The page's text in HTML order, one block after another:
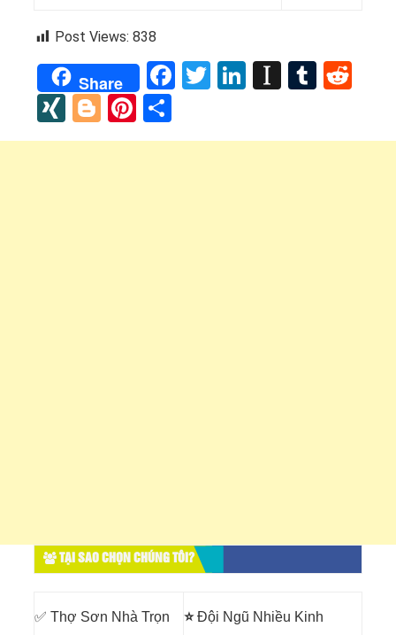
Post Views: 838
Share Facebook
Twitter
LinkedIn
XINGBloggerPinterest
TẠI SAO CHỌN CHÚNG TÔI?
✅ Thợ Sơn Nhà Trọn ⭐Đội Ngũ Nhiều Kinh